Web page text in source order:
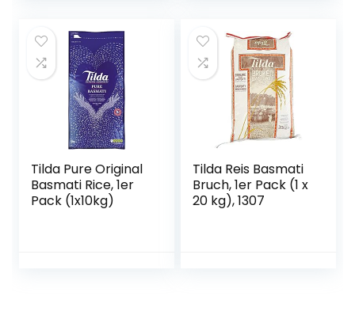
Tilda Pure Original
Basmati Rice, 1er
Pack (1x10kg)
Tilda Reis Basmati
Bruch, 1er Pack (1 x
20 kg), 1307